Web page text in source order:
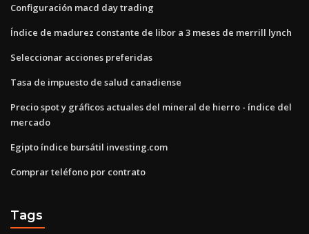
Configuración macd day trading
Índice de madurez constante de libor a 3 meses de merrill lynch
Seleccionar acciones preferidas
Tasa de impuesto de salud canadiense
Precio spot y gráficos actuales del mineral de hierro - índice del
mercado
Egipto índice bursátil investing.com
Comprar teléfono por contrato
Tags